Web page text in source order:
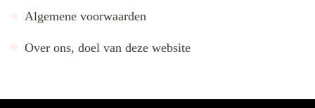
Algemene voorwaarden
Over ons, doel van deze website